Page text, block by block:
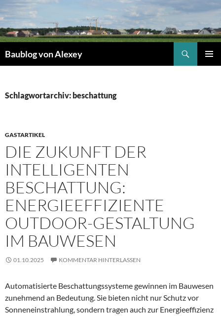
Inhalt
springen
Baublog von Alexey
Schlagwortarchiv: beschattung
GASTARTIKEL
DIE ZUKUNFT DER
INTELLIGENTEN
BESCHATTUNG:
ENERGIEEFFIZIENTE
OUTDOOR-GESTALTUNG
IM BAUWESEN
01.10.2025 KOMMENTAR HINTERLASSEN
Automatisierte Beschattungssysteme gewinnen im Bauwesen
zunehmend an Bedeutung. Sie bieten nicht nur Schutz vor
Sonneneinstrahlung, sondern tragen auch zur Energieeffizienz